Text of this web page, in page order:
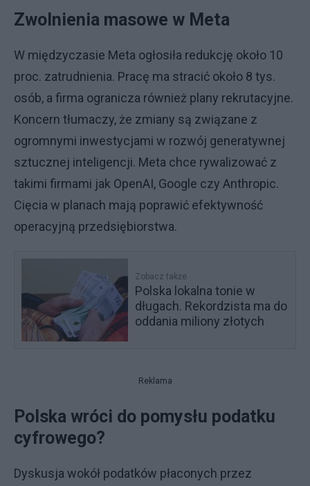
Zwolnienia masowe w Meta
W międzyczasie Meta ogłosiła redukcję około 10
proc. zatrudnienia. Pracę ma stracić około 8 tys.
osób, a firma ogranicza również plany rekrutacyjne.
Koncern tłumaczy, że zmiany są związane z
ogromnymi inwestycjami w rozwój generatywnej
sztucznej inteligencji. Meta chce rywalizować z
takimi firmami jak OpenAI, Google czy Anthropic.
Cięcia w planach mają poprawić efektywność
operacyjną przedsiębiorstwa.
Zobacz także
Polska lokalna tonie w
długach. Rekordzista ma do
oddania miliony złotych
Reklama
Polska wróci do pomysłu podatku
cyfrowego?
Dyskusja wokół podatków płaconych przez